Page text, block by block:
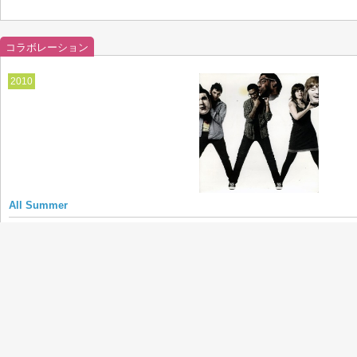
コラボレーション
2010
All Summer